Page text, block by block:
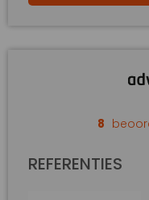
8
REFERENTIES